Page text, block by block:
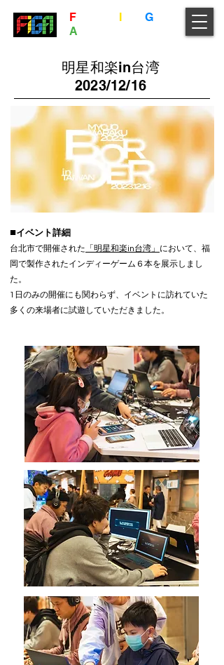
F I G
A
明星和楽in台湾
2023/12/16
■イベント詳細
台北市で開催された 「明星和楽in台湾 」 において、福
岡で製作されたインディーゲーム６本を展示しまし
た。
​1日のみの開催にも関わらず、イベントに訪れていた
多くの来場者に試遊していただきました。